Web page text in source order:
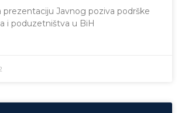
prezentaciju Javnog poziva podrške
i poduzetništva u BiH